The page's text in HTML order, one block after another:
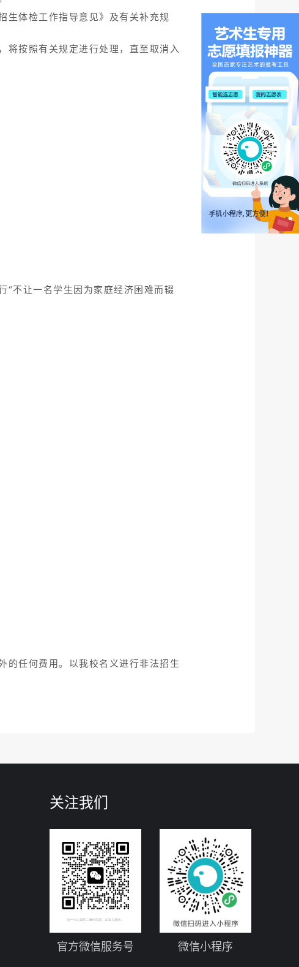
体检工作指导意见》及有关补充规
按照有关规定进行处理，直至取消入
不让一名学生因为家庭经济困难而辍
任何费用。以我校名义进行非法招生
关注我们
官方微信服务号 微信小程序